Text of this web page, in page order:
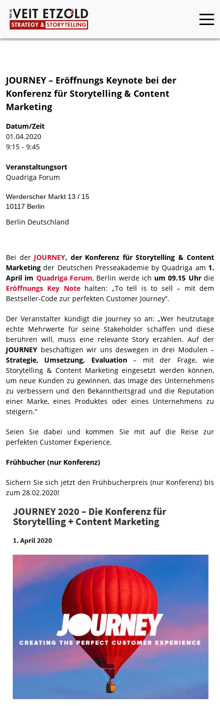
JOURNEY – Eröffnungs Keynote bei der
Konferenz für Storytelling & Content
Marketing
Datum/Zeit
01.04.2020
9:15 - 9:45
Veranstaltungsort
Quadriga Forum
Werderscher Markt 13 / 15
10117 Berlin
Berlin Deutschland
Bei der JOURNEY, der Konferenz für Storytelling & Content
Marketing der Deutschen Presseakademie by Quadriga am 1.
April im Quadriga Forum, Berlin werde ich um 09.15 Uhrdie
Eröffnungs Key Notehalten: „To tell is to sell – mit dem
Bestseller-Code zur perfekten Customer Journey“.
Der Veranstalter kündigt die Journey so an: „Wer heutzutage
echte Mehrwerte für seine Stakeholder schaffen und diese
berühren will, muss eine relevante Story erzählen. Auf der
JOURNEY beschäftigen wir uns deswegen in drei Modulen –
Strategie, Umsetzung, Evaluation– mit der Frage, wie
Storytelling & Content Marketing eingesetzt werden können,
um neue Kunden zu gewinnen, das Image des Unternehmens
zu verbessern und den Bekanntheitsgrad und die Reputation
einer Marke, eines Produktes oder eines Unternehmens zu
steigern.“
Seien Sie dabei und kommen Sie mit auf die Reise zur
perfekten Customer Experience.
Frühbucher (nur Konferenz)
Sichern Sie sich jetzt den Frühbucherpreis (nur Konferenz) bis
zum 28.02.2020!